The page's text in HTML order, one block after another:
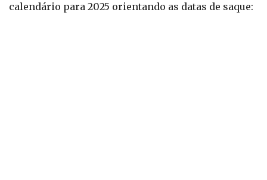
calendário para 2025 orientando as datas de saque: